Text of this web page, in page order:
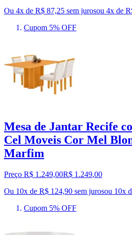
Ou 4x de R$ 87,25 sem jurosou 4x de
Cupom 5% OFF
Mesa de Jantar Recife
Cel Moveis Cor Mel
Marfim
Preço R$ 1.249,00R$ 1.249,00
Ou 10x de R$ 124,90 sem jurosou 10x
Cupom 5% OFF